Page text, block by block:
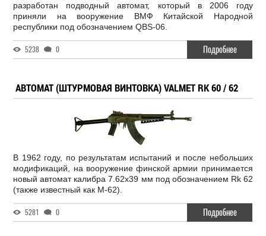
разработан подводный автомат, который в 2006 году
приняли на вооружение ВМФ Китайской Народной
республики под обозначением QBS-06.
5238 0 Подробнее
АВТОМАТ (ШТУРМОВАЯ ВИНТОВКА) VALMET RK 60 / 62
В 1962 году, по результатам испытаний и после небольших
модификаций, на вооружение финской армии принимается
новый автомат калибра 7.62х39 мм под обозначением Rk 62
(также известный как M-62).
5281 0 Подробнее